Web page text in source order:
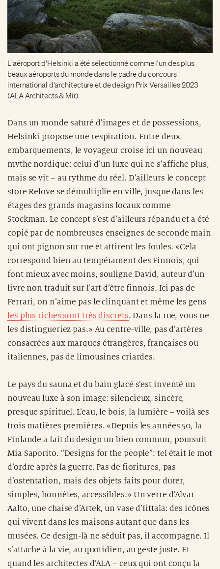
L'aéroport d'Helsinki a été sélectionné comme l'un des plus
beaux aéroports du monde dans le cadre du concours
international d'architecture et de design Prix Versailles 2023
(ALA Architects & Mir)
Dans un monde saturé d’images et de possessions,
Helsinki propose une respiration. Entre deux
embarquements, le voyageur croise ici un nouveau
mythe nordique: celui d’un luxe qui ne s’affiche plus,
mais se vit – au rythme du réel. D’ailleurs le concept
store Relove se démultiplie en ville, jusque dans les
étages des grands magasins locaux comme
Stockman. Le concept s’est d’ailleurs répandu et a été
copié par de nombreuses enseignes de seconde main
qui ont pignon sur rue et attirent les foules. «Cela
correspond bien au tempérament des Finnois, qui
font mieux avec moins, souligne David, auteur d’un
livre non traduit sur l’art d’être finnois. Ici pas de
Ferrari, on n’aime pas le clinquant et même les gens
les plus riches sont très discrets. Dans la rue, vous ne
les distingueriez pas.» Au centre-ville, pas d’artères
consacrées aux marques étrangères, françaises ou
italiennes, pas de limousines criardes.
Le pays du sauna et du bain glacé s’est inventé un
nouveau luxe à son image: silencieux, sincère,
presque spirituel. L’eau, le bois, la lumière – voilà ses
trois matières premières. «Depuis les années 50, la
Finlande a fait du design un bien commun, poursuit
Mia Saporito. “Designs for the people”: tel était le mot
d’ordre après la guerre. Pas de fioritures, pas
d’ostentation, mais des objets faits pour durer,
simples, honnêtes, accessibles.» Un verre d’Alvar
Aalto, une chaise d’Artek, un vase d’Iittala: des icônes
qui vivent dans les maisons autant que dans les
musées. Ce design-là ne séduit pas, il accompagne. Il
s’attache à la vie, au quotidien, au geste juste. Et
quand les architectes d’ALA – ceux qui ont conçu la